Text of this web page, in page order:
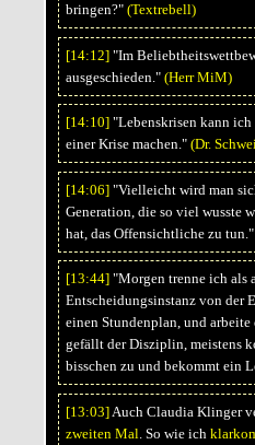
bringen?" (Textrebell)
[14:12]"Im
ausgeschieden." (Herr MiM)
[14:10]"Lebenskrisen kann ich
einer Krise machen." (Dr.
[14:06]"Vielleicht wird man
Generation, die so viel wusste
hat, das Offensichtliche zu
[13:44]"Morgen trenne ich als
Entscheidungsinstanz von der
einen Stundenplan, und
gefällt der Disziplin, meistens
bisschen zu und bekommt ein
[13:03]Auch Claudia Klinger
zweiten Mal . So wie ich